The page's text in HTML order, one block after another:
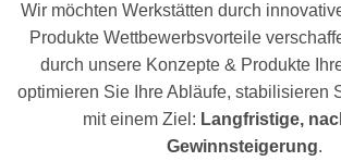
Wir möchten Werkstätten durch
Produkte Wettbewerbsvorteile
durch unsere Konzepte & Produkte
optimieren Sie Ihre Abläufe, stabilisieren
mit einem Ziel: Langfristige,
Gewinnsteigerung.